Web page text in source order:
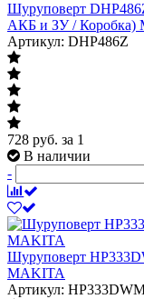
Шуруповерт
АКБ и ЗУ / Коробка)
Артикул: DHP486Z
728 руб. за 1
В наличии
-
Шуруповерт
MAKITA
Артикул: